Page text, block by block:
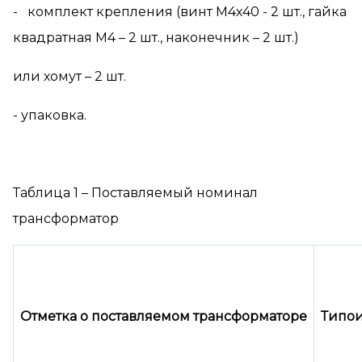
- комплект крепления (винт М4х40 - 2 шт., гайка
квадратная М4 – 2 шт., наконечник – 2 шт.)
или хомут – 2 шт.
- упаковка.
Таблица 1 – Поставляемый номинал
трансформатор
Отметка о поставляемом трансформаторе